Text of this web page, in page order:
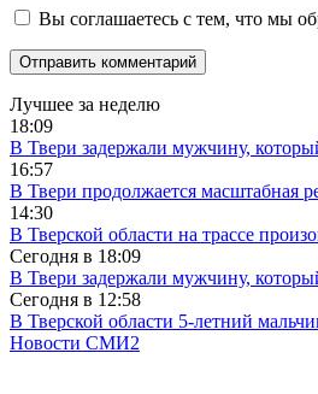
Вы соглашаетесь с тем, что мы
Лучшее за неделю
18:09
В Твери задержали мужчину,
16:57
В Твери продолжается масштабная
14:30
В Тверской области на трассе
Сегодня в 18:09
В Твери задержали мужчину,
Сегодня в 12:58
В Тверской области 5-летний
Новости СМИ2